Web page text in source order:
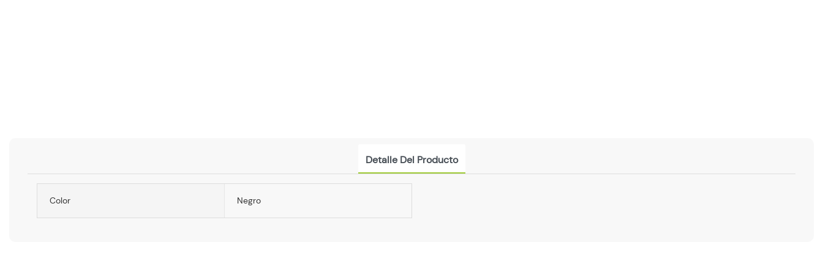
Detalle Del Producto
Color Negro